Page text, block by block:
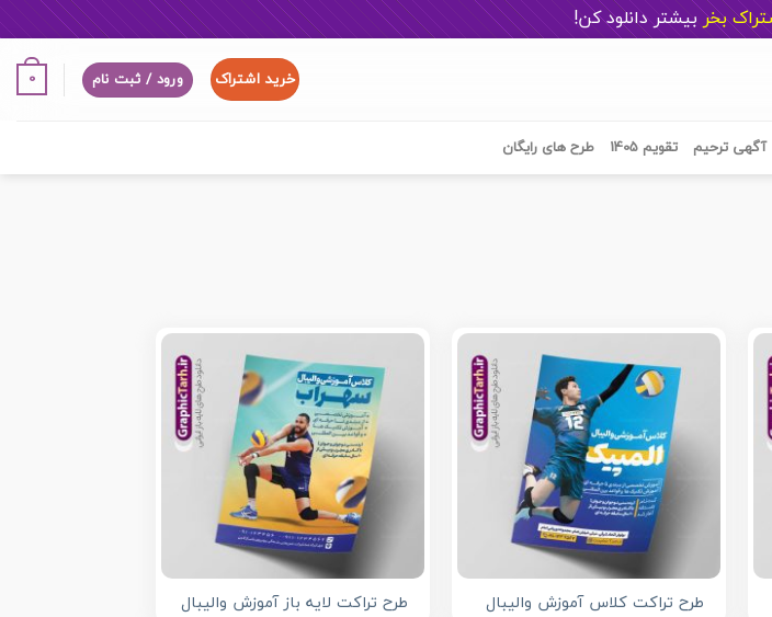
بیشتر دانلود کن!
خرید اشتراک ورود / ثبت نام 0
آگهی ترحیم تقویم 1405 طرح های رایگان
طرح تراکت کلاس آموزش والیبال طرح تراکت لایه باز آموزش والیبال